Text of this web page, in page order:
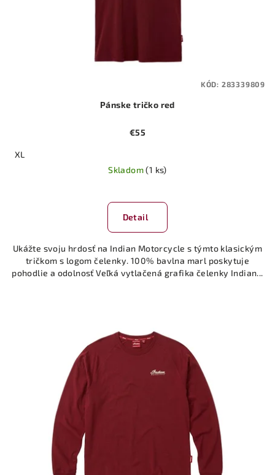
Pánske tričko red
€55
XL
Skladom(1 ks)
Detail
Ukážte svoju hrdosť na Indian Motorcycle s týmto klasickým
tričkom s logom čelenky. 100% bavlna marl poskytuje
pohodlie a odolnosť Veľká vytlačená grafika čelenky Indian...
KÓD: 283339809